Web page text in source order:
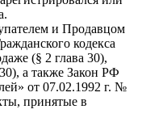
и Продавцом
кодекса
(§ 2 глава 30),
а также Закон РФ
от 07.02.1992 г. №
принятые в